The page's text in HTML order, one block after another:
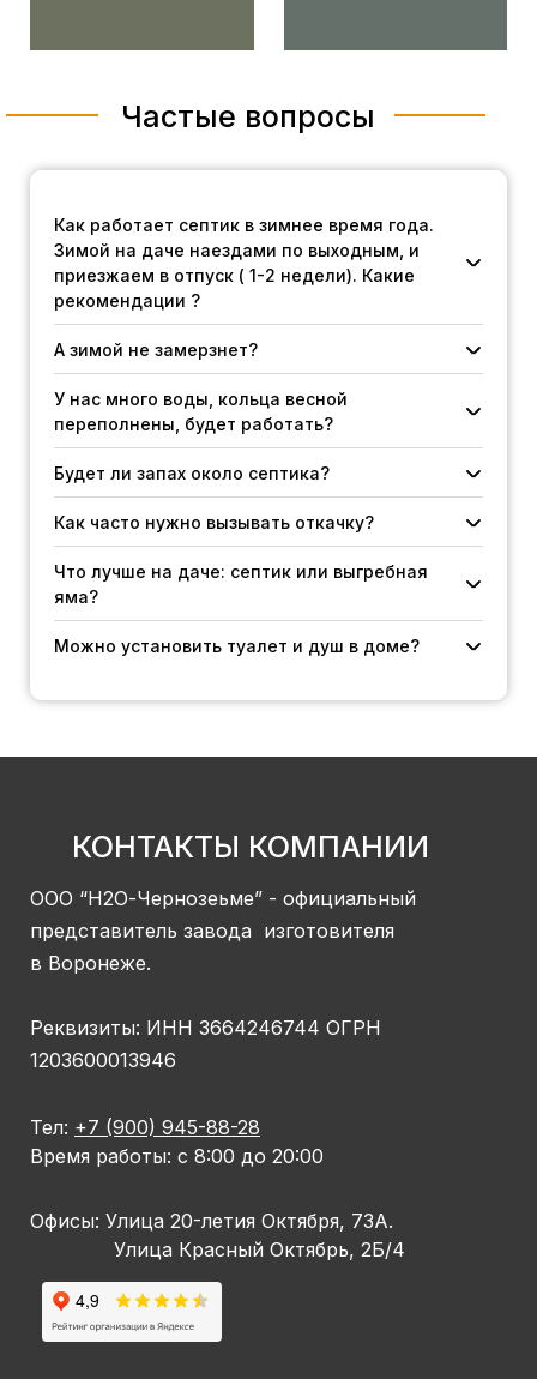
Частые вопросы
Как работает септик в зимнее время года.
Зимой на даче наездами по выходным, и
приезжаем в отпуск ( 1-2 недели). Какие
рекомендации ?
Биологические процессы в станции выделяют тепло,
отсеком для электрики, дополнительно защищая от
холода.
Насос работает по таймеру — включается
автоматически, когда есть электричество, и не требует
постоянного питания.
При длительном отсутствии пользователей (1-2 недели)
при вашем приезде.
А зимой не замерзнет?
У нас много воды, кольца весной
переполнены, будет работать?
Будет ли запах около септика?
Как часто нужно вызывать откачку?
Что лучше на даче: септик или выгребная
яма?
Можно установить туалет и душ в доме?
КОНТАКТЫ КОМПАНИИ
ООО “Н2О-Чернозеьме” - официальный
представитель завода изготовителя
в Воронеже.
Реквизиты: ИНН 3664246744 ОГРН
1203600013946
Тел: +7 (900) 945-88-28
Время работы: с 8:00 до 20:00
Офисы: Улица 20-летия Октября, 73А.
Улица Красный Октябрь, 2Б/4